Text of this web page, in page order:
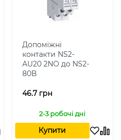
Допоміжні
контакти NS2-
AU20 2NO до NS2-
80B
46.7 грн
2-3 робочі дні
Купити